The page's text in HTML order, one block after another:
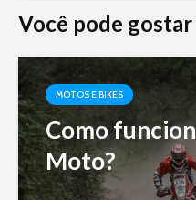
Você pode gostar
MOTOS E BIKES
Como
Moto?